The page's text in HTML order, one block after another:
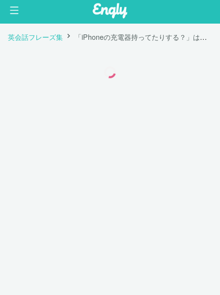
英会話フレーズ集 「iPhoneの充電器持ってたりする？」は英語で "Do you have an iPhone charger by any chance?"